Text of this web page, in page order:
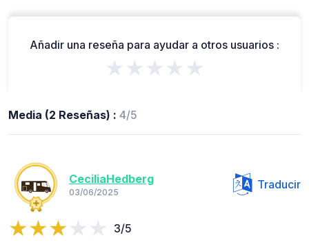
Añadir una reseña para ayudar a otros usuarios :
★★★★★
Media (2 Reseñas) : 4/5
CeciliaHedberg
03/06/2025
Traducir
3/5